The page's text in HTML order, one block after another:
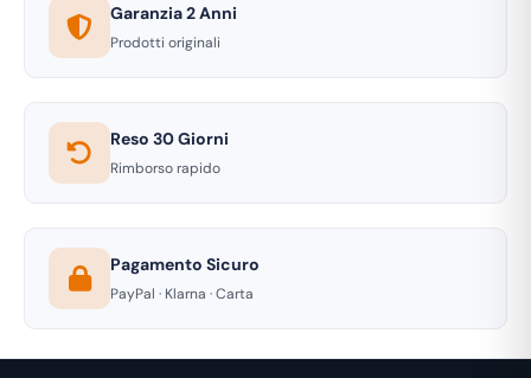
Garanzia 2 Anni
Prodotti originali
Reso 30 Giorni
Rimborso rapido
Pagamento Sicuro
PayPal · Klarna · Carta